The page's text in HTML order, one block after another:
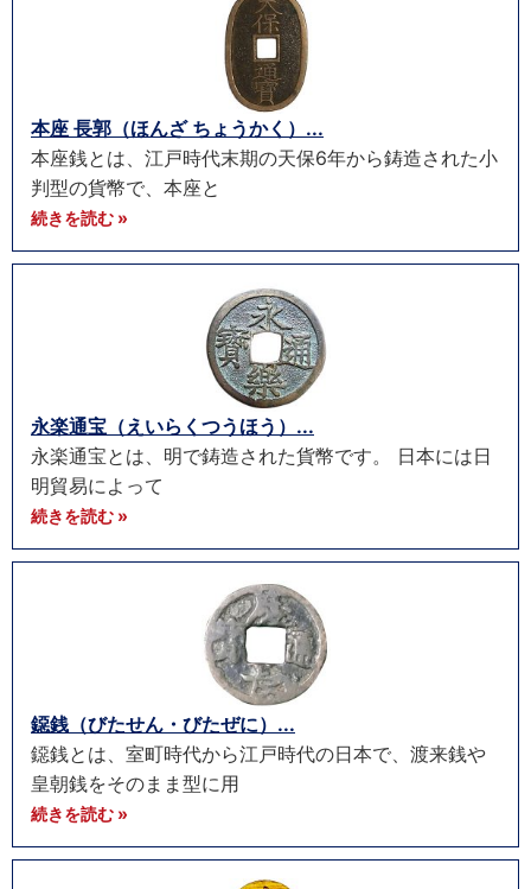
本座 長郭（ほんざ ちょうかく）...
本座銭とは、江戸時代末期の天保6年から鋳造された小
判型の貨幣で、本座と
続きを読む »
永楽通宝（えいらくつうほう）...
永楽通宝とは、明で鋳造された貨幣です。 日本には日
明貿易によって
続きを読む »
鐚銭（びたせん・びたぜに）...
鐚銭とは、室町時代から江戸時代の日本で、渡来銭や
皇朝銭をそのまま型に用
続きを読む »